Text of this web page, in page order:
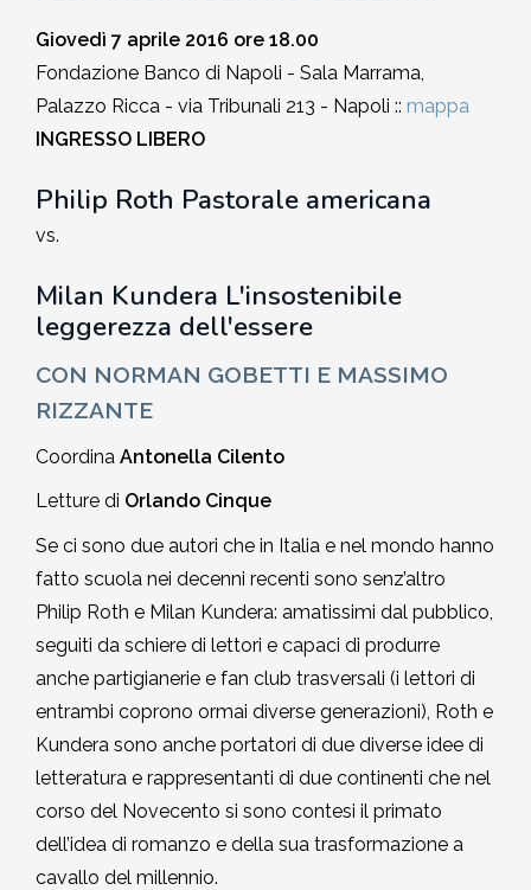
Giovedì 7 aprile 2016 ore 18.00
Fondazione Banco di Napoli - Sala Marrama,
Palazzo Ricca - via Tribunali 213 - Napoli :: mappa
INGRESSO LIBERO
Philip Roth Pastorale americana
vs.
Milan Kundera L'insostenibile
leggerezza dell'essere
CON NORMAN GOBETTI E MASSIMO
RIZZANTE
Coordina Antonella Cilento
Letture di Orlando Cinque
Se ci sono due autori che in Italia e nel mondo hanno
fatto scuola nei decenni recenti sono senz’altro
Philip Roth e Milan Kundera: amatissimi dal pubblico,
seguiti da schiere di lettori e capaci di produrre
anche partigianerie e fan club trasversali (i lettori di
entrambi coprono ormai diverse generazioni), Roth e
Kundera sono anche portatori di due diverse idee di
letteratura e rappresentanti di due continenti che nel
corso del Novecento si sono contesi il primato
dell’idea di romanzo e della sua trasformazione a
cavallo del millennio.
2006-2007
2004-2005
2003-2004
2002-2003
2001-2002
2000-2001
Dal 1993 al 2000